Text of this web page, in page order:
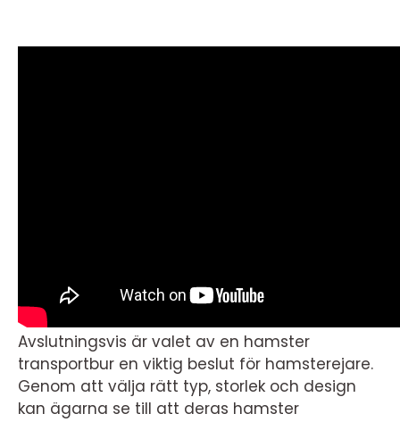
Avslutningsvis är valet av en hamster
transportbur en viktig beslut för hamsterejare.
Genom att välja rätt typ, storlek och design
kan ägarna se till att deras hamster